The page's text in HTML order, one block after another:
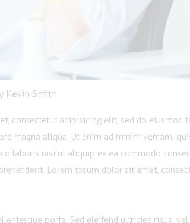
Kevin Smith
consectetur adipisicing elit, sed do eiusmod
magna aliqua. Ut enim ad minim veniam,
laboris nisi ut aliquip ex ea commodo
Lorem ipsum dolor sit amet,
porta. Sed eleifend ultricies risus, vel